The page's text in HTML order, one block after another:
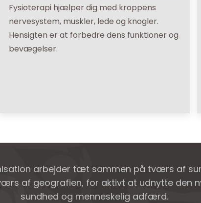
Fysioterapi hjælper dig med kroppens
nervesystem, muskler, lede og knogler.
Hensigten er at forbedre dens funktioner og
bevægelser.
arbejder tæt sammen på tværs af
af geografien, for aktivt at udnytte den
sundhed og menneskelig adfærd.